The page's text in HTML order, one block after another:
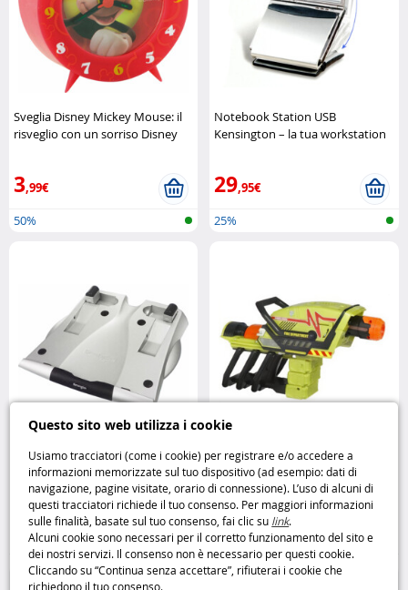
Questo sito web utilizza i cookie
Usiamo tracciatori (come i cookie) per registrare e/o accedere a
informazioni memorizzate sul tuo dispositivo (ad esempio: dati di
navigazione, pagine visitate, orario di connessione). L’uso di alcuni di
questi tracciatori richiede il tuo consenso. Per maggiori informazioni
sulle finalità, basate sul tuo consenso, fai clic su link.
Alcuni cookie sono necessari per il corretto funzionamento del sito e
dei nostri servizi. Il consenso non è necessario per questi cookie.
Cliccando su “Continua senza accettare”, rifiuterai i cookie che
richiedono il tuo consenso.
Sveglia Disney Mickey Mouse: il
risveglio con un sorriso Disney
3,99€
50%
Notebook Station USB
Kensington – la tua workstation
29,95€
25%
Support Notebook Riser
Kensington
,95€
50%
Pistola Transformers Allspark
Blaster Hasbro
9,95€
Nerf e giochi di tiro